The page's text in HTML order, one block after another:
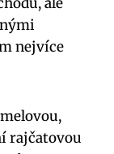
nejvíce
rajčatovou